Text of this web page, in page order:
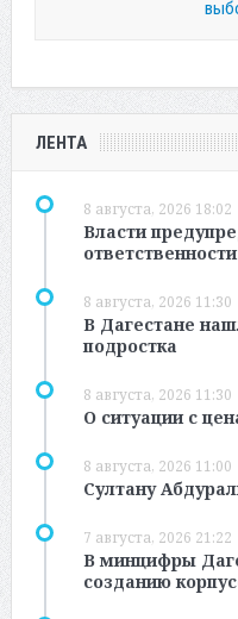
ЛЕНТА
8 августа, 2026 18:02
Власти
8 августа, 2026 11:30
В Дагестане
подростка
8 августа, 2026 11:30
О ситуации с
8 августа, 2026 11:00
Султану
7 августа, 2026 21:22
В минцифры
созданию